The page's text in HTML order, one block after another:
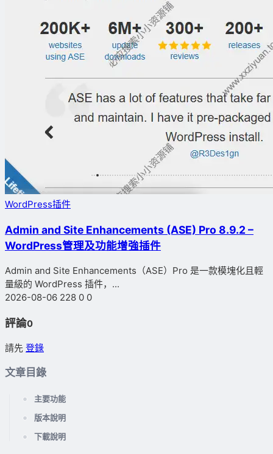
WordPress插件
Admin and Site Enhancements (ASE) Pro 8.9.2 –
WordPress管理及功能增強插件
Admin and Site Enhancements（ASE）Pro 是一款模塊化且輕
量級的 WordPress 插件，...
2026-08-06 228 0 0
評論0
請先 登錄
文章目錄
主要功能
版本說明
下載說明